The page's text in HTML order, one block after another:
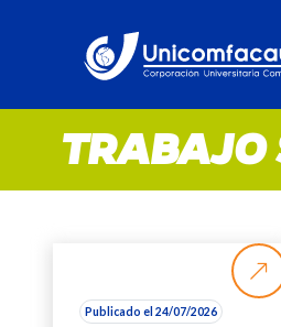
TRABAJO
Publicado el 24/07/2026